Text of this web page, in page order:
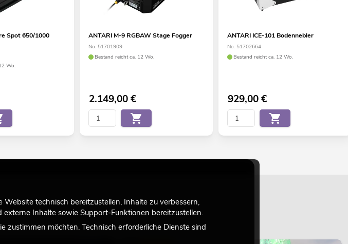
Spot 650/1000
Wo.
ANTARI M-9 RGBAW Stage Fogger
No. 51701909
Bestand reicht ca. 12 Wo.
2.149,00€
ANTARI ICE-101 Bodennebler
No. 51702664
Bestand reicht ca. 12 Wo.
929,00€
technisch bereitzustellen, Inhalte zu verbessern,
Inhalte sowie Support-Funktionen bereitzustellen.
zustimmen möchten. Technisch erforderliche Dienste sind